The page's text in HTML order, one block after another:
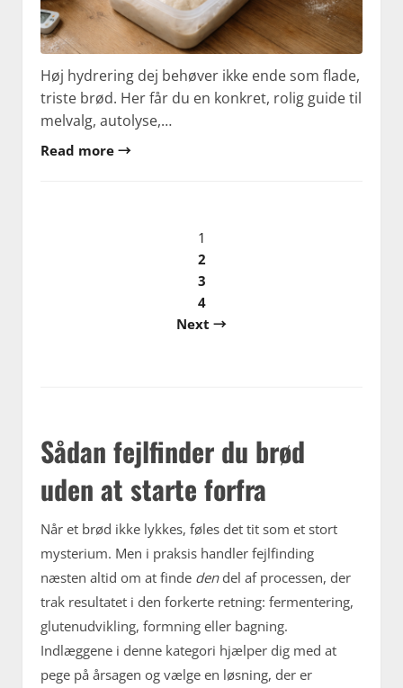
Høj hydrering dej behøver ikke ende som flade,
triste brød. Her får du en konkret, rolig guide til
melvalg, autolyse,…
Read more →
Indlægsinddeling
1
2
3
4
Next →
Sådan fejlfinder du brød
uden at starte forfra
Når et brød ikke lykkes, føles det tit som et stort
mysterium. Men i praksis handler fejlfinding
næsten altid om at finde dendel af processen, der
trak resultatet i den forkerte retning: fermentering,
glutenudvikling, formning eller bagning.
Indlæggene i denne kategori hjælper dig med at
pege på årsagen og vælge en løsning, der er